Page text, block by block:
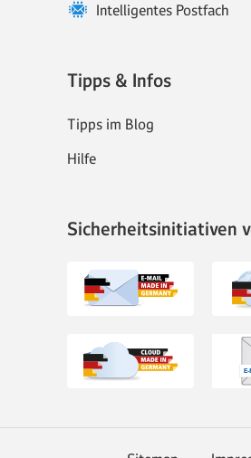
Intelligentes Postfach
Tipps & Infos
Tipps im Blog
Hilfe
Sicherheitsinitiativen